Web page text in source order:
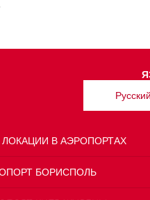
Русский
ЛОКАЦИИ В АЭРОПОРТАХ
БОРИСПОЛЬ